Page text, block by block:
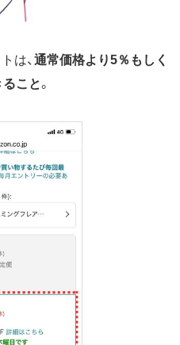
は、 通常価格より5％もしく
こと。